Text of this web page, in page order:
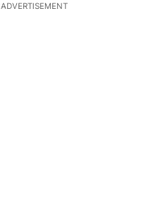
ADVERTISEMENT